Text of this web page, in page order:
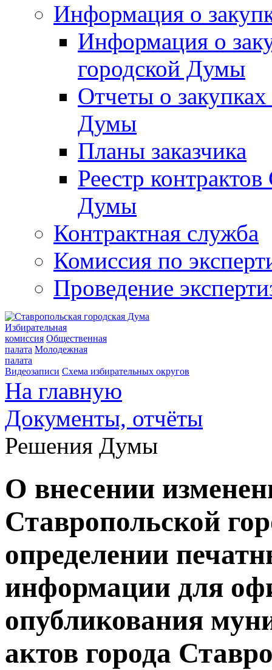
Информация о
Информация о
городской Думы
Отчеты о
Думы
Планы заказчика
Реестр
Думы
Контрактная служба
Комиссия по
Проведение
Избирательная
комиссия Общественная
палата Молодежная
палата
Видеозаписи Схема избирательных округов
На главную
Документы, отчёты
Решения Думы
О внесении
Ставропольской
определении
информации для
опубликования
актов города